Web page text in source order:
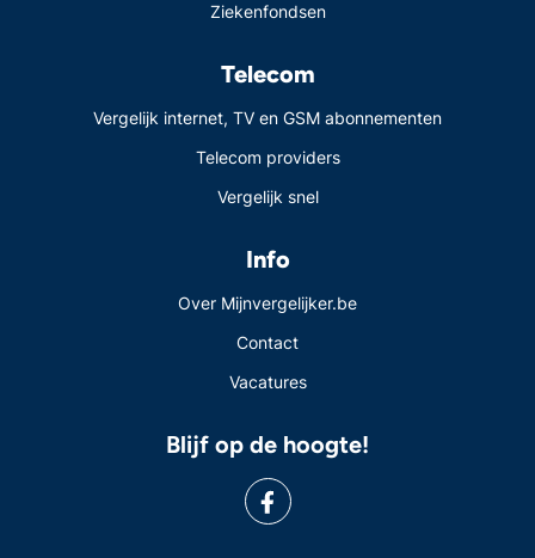
Ziekenfondsen
Telecom
Vergelijk internet, TV en GSM abonnementen
Telecom providers
Vergelijk snel
Info
Over Mijnvergelijker.be
Contact
Vacatures
Blijf op de hoogte!